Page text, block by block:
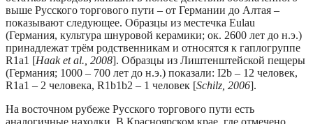
выше Русского торгового пути – от Германии до Алтая –
показывают следующее. Образцы из местечка Eulau
(Германия, культура шнуровой керамики; ок. 2600 лет до н.э.)
принадлежат трём родственникам и относятся к гаплогруппе
R1a1 [Haak et al., 2008]. Образцы из Лиштенштейской пещеры
(Германия; 1000 – 700 лет до н.э.) показали: I2b – 12 человек,
R1a1 – 2 человека, R1b1b2 – 1 человек [Schilz, 2006].
На восточном рубеже Русского торгового пути есть
аналогичные находки. В Красноярском крае, где отмечено